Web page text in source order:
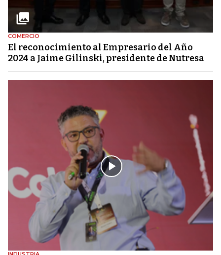
COMERCIO
El reconocimiento al Empresario del Año
2024 a Jaime Gilinski, presidente de Nutresa